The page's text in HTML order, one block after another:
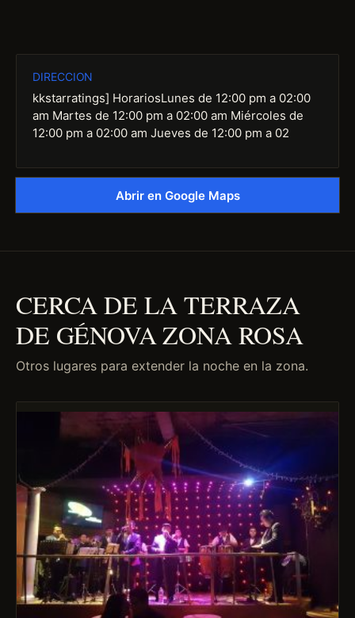
DIRECCION
kkstarratings] HorariosLunes de 12:00 pm a 02:00
am Martes de 12:00 pm a 02:00 am Miércoles de
12:00 pm a 02:00 am Jueves de 12:00 pm a 02
Abrir en Google Maps
CERCA DE LA TERRAZA
DE GÉNOVA ZONA ROSA
Otros lugares para extender la noche en la zona.